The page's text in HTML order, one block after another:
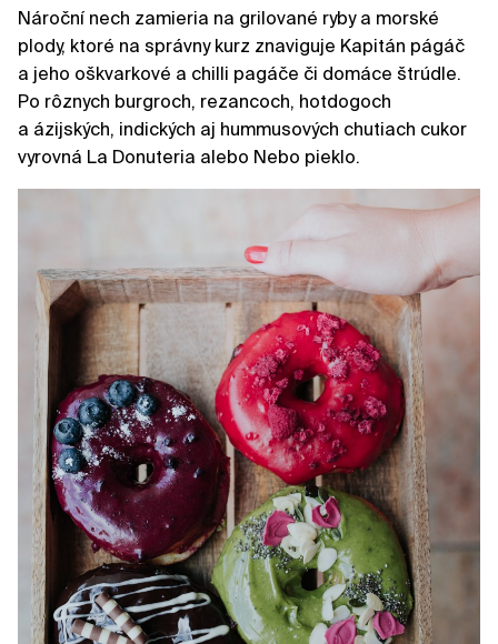
Nároční nech zamieria na grilované ryby a morské
plody, ktoré na správny kurz znaviguje Kapitán págáč
a jeho oškvarkové a chilli pagáče či domáce štrúdle.
Po rôznych burgroch, rezancoch, hotdogoch
a ázijských, indických aj hummusových chutiach cukor
vyrovná La Donuteria alebo Nebo pieklo.